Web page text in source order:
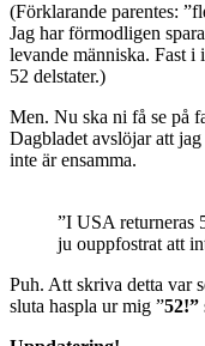
(Förklarande parentes:
Jag har förmodligen
levande människa. Fast
52 delstater.)
Men. Nu ska ni få se på
Dagbladet avslöjar att
inte är ensamma.
”I USA returneras
ju ouppfostrat att
Puh. Att skriva detta var
sluta haspla ur mig ”52!”